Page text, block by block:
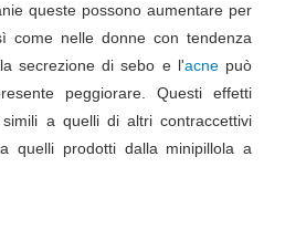
queste possono aumentare per
come nelle donne con tendenza
secrezione di sebo e l'acne può
peggiorare. Questi effetti
a quelli di altri contraccettivi
quelli prodotti dalla minipillola a